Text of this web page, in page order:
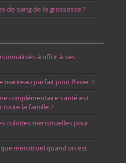
de sang de la grossesse ?
à offrir à ses
manteau parfait pour l’hiver ?
complémentaire santé est
toute la famille ?
culottes menstruelles pour
menstruel quand on est